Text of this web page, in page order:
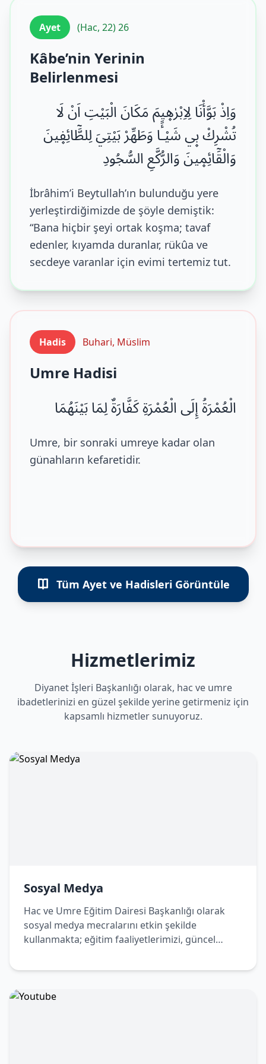
Ayet (Hac, 22) 26
Kâbe’nin Yerinin
Belirlenmesi
وَاِذْ بَوَّأْنَا لِاِبْرٰه۪يمَ مَكَانَ الْبَيْتِ اَنْ لَا
تُشْرِكْ ب۪ي شَيْـًٔا وَطَهِّرْ بَيْتِيَ لِلطَّٓائِف۪ينَ
وَالْقَٓائِم۪ينَ وَالرُّكَّعِ السُّجُودِ
İbrâhim’i Beytullah’ın bulunduğu yere
yerleştirdiğimizde de şöyle demiştik:
“Bana hiçbir şeyi ortak koşma; tavaf
edenler, kıyamda duranlar, rükûa ve
secdeye varanlar için evimi tertemiz tut.
Hadis Buhari, Müslim
Umre Hadisi
الْعُمْرَةُ إِلَى الْعُمْرَةِ كَفَّارَةٌ لِمَا بَيْنَهُمَا
Umre, bir sonraki umreye kadar olan
günahların kefaretidir.
Tüm Ayet ve Hadisleri Görüntüle
Hizmetlerimiz
Diyanet İşleri Başkanlığı olarak, hac ve umre
ibadetlerinizi en güzel şekilde yerine getirmeniz için
kapsamlı hizmetler sunuyoruz.
Sosyal Medya
Hac ve Umre Eğitim Dairesi Başkanlığı olarak
sosyal medya mecralarını etkin şekilde
kullanmakta; eğitim faaliyetlerimizi, güncel
dijital platformlar üzerinden de
medya hesaplarımızdan takip ederek